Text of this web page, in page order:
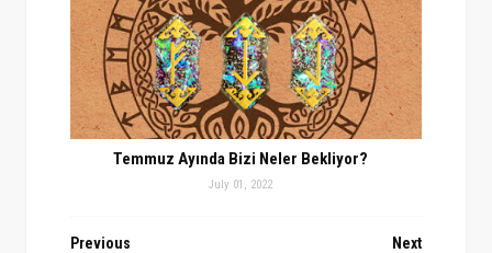
Temmuz Ayında Bizi Neler Bekliyor?
July 01, 2022
Next
Previous